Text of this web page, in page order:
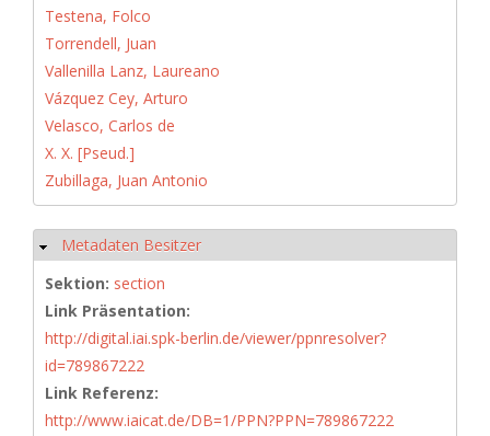
Testena, Folco
Torrendell, Juan
Vallenilla Lanz, Laureano
Vázquez Cey, Arturo
Velasco, Carlos de
X. X. [Pseud.]
Zubillaga, Juan Antonio
Hide
Metadaten Besitzer
Sektion: section
Link Präsentation:
http://digital.iai.spk-berlin.de/viewer/ppnresolver?
id=789867222
Link Referenz:
http://www.iaicat.de/DB=1/PPN?PPN=789867222